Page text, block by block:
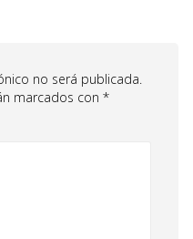
no será publicada.
marcados con *